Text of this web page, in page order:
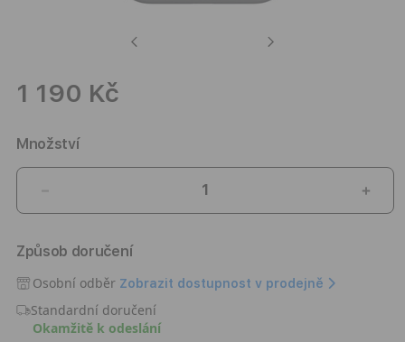
Previous Next
1 190 Kč
Množství
množství
Kryt
pro
iPhone
17
Peak
Způsob doručení
Osobní odběr Zobrazit dostupnost v prodejně
Standardní doručení
Okamžitě k odeslání